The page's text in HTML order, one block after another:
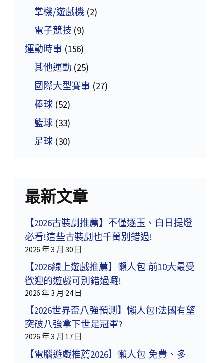
掌機/遊戲機 (2)
電子競技 (9)
運動時事 (156)
其他運動 (25)
國際大型賽事 (27)
棒球 (52)
籃球 (33)
足球 (30)
最新文章
【2026古裝劇推薦】不僅逐玉、白日提燈
必看!這些古裝劇也千萬別錯過!
2026 年 3 月 30 日
【2026線上遊戲推薦】懶人包!前10大最受
歡迎的遊戲可別錯過囉!
2026 年 3 月 24 日
【2026世界盃八強預測】懶人包!法國有望
突破八強拿下世足冠軍?
2026 年 3 月 17 日
【電腦遊戲推薦2026】懶人包!免費、多